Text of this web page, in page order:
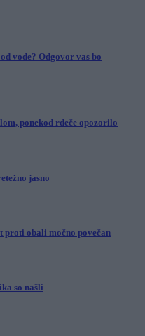
vode? Odgovor vas bo
ponekod rdeče opozorilo
jasno
proti obali močno povečan
so našli